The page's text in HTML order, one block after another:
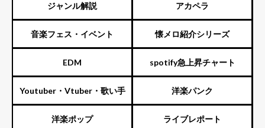
ジャンル解説 アカペラ
音楽フェス・イベント 懐メロ紹介シリーズ
EDM spotify急上昇チャート
Youtuber・Vtuber・歌い手 洋楽パンク
洋楽ポップ ライブレポート